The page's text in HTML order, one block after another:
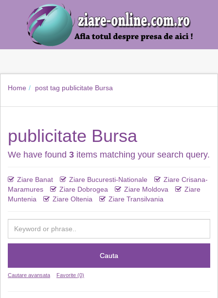
Home post tag publicitate Bursa
publicitate Bursa
We have found 3 items matching your search query.
Ziare Banat Ziare Bucuresti-Nationale
Ziare Crisana-
Maramures
Ziare Dobrogea Ziare Moldova
Ziare
Muntenia
Ziare Oltenia Ziare Transilvania
Cauta
Cautare avansata Favorite (0)